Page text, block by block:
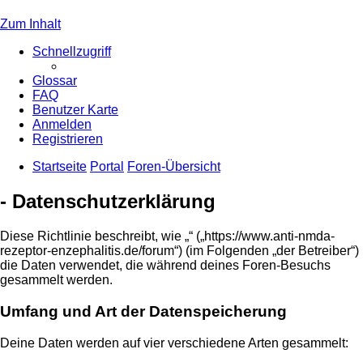
Zum Inhalt
Schnellzugriff
Glossar
FAQ
Benutzer Karte
Anmelden
Registrieren
Startseite Portal Foren-Übersicht
- Datenschutzerklärung
Diese Richtlinie beschreibt, wie „“ („https://www.anti-nmda-
rezeptor-enzephalitis.de/forum“) (im Folgenden „der Betreiber“)
die Daten verwendet, die während deines Foren-Besuchs
gesammelt werden.
Umfang und Art der Datenspeicherung
Deine Daten werden auf vier verschiedene Arten gesammelt: